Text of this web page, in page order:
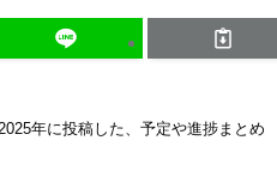
2025年に投稿した、予定や進捗まとめ